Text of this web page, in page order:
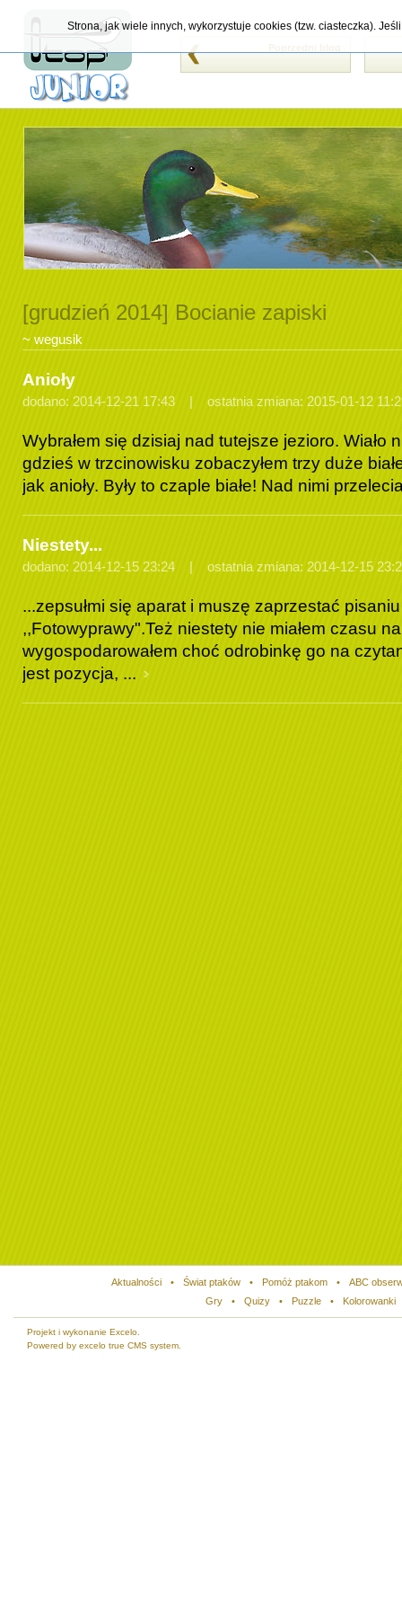
Strona, jak wiele innych, wykorzystuje cookies (tzw. ciasteczka).
[grudzień 2014] Bocianie zapiski
~ wegusik
Anioły
dodano: 2014-12-21 17:43 | ostatnia zmiana: 2015-01-12
Wybrałem się dzisiaj nad tutejsze jezioro. Wiało
gdzieś w trzcinowisku zobaczyłem trzy duże
jak anioły. Były to czaple białe! Nad nimi
Niestety...
dodano: 2014-12-15 23:24 | ostatnia zmiana: 2014-12-15
...zepsułmi się aparat i muszę zaprzestać
,,Fotowyprawy".Też niestety nie miałem czasu
wygospodarowałem choć odrobinkę go na
jest pozycja, ...
Aktualności • Świat ptaków • Pomóż ptakom •
ABC
Gry
• Quizy • Puzzle • Kolorowanki
Projekt i wykonanie Excelo.
Powered by excelo true CMS system.